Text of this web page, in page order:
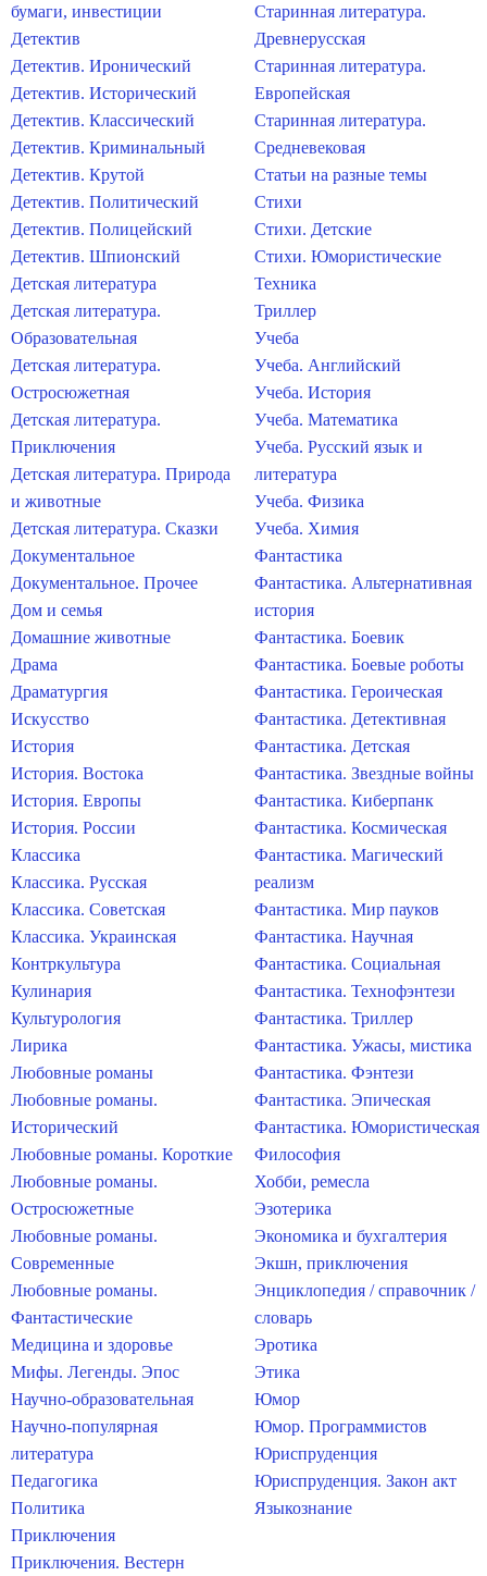
бумаги, инвестиции
Детектив
Детектив. Иронический
Детектив. Исторический
Детектив. Классический
Детектив. Криминальный
Детектив. Крутой
Детектив. Политический
Детектив. Полицейский
Детектив. Шпионский
Детская литература
Детская литература.
Образовательная
Детская литература.
Остросюжетная
Детская литература.
Приключения
Детская литература. Природа
и животные
Детская литература. Сказки
Документальное
Документальное. Прочее
Дом и семья
Домашние животные
Драма
Драматургия
Искусство
История
История. Востока
История. Европы
История. России
Классика
Классика. Русская
Классика. Советская
Классика. Украинская
Контркультура
Кулинария
Культурология
Лирика
Любовные романы
Любовные романы.
Исторический
Любовные романы. Короткие
Любовные романы.
Остросюжетные
Любовные романы.
Современные
Любовные романы.
Фантастические
Медицина и здоровье
Мифы. Легенды. Эпос
Научно-образовательная
Научно-популярная
литература
Педагогика
Политика
Приключения
Приключения. Вестерн
Старинная литература.
Древнерусская
Старинная литература.
Европейская
Старинная литература.
Средневековая
Статьи на разные темы
Стихи
Стихи. Детские
Стихи. Юмористические
Техника
Триллер
Учеба
Учеба. Английский
Учеба. История
Учеба. Математика
Учеба. Русский язык и
литература
Учеба. Физика
Учеба. Химия
Фантастика
Фантастика. Альтернативная
история
Фантастика. Боевик
Фантастика. Боевые роботы
Фантастика. Героическая
Фантастика. Детективная
Фантастика. Детская
Фантастика. Звездные войны
Фантастика. Киберпанк
Фантастика. Космическая
Фантастика. Магический
реализм
Фантастика. Мир пауков
Фантастика. Научная
Фантастика. Социальная
Фантастика. Технофэнтези
Фантастика. Триллер
Фантастика. Ужасы, мистика
Фантастика. Фэнтези
Фантастика. Эпическая
Фантастика. Юмористическая
Философия
Хобби, ремесла
Эзотерика
Экономика и бухгалтерия
Экшн, приключения
Энциклопедия / справочник /
словарь
Эротика
Этика
Юмор
Юмор. Программистов
Юриспруденция
Юриспруденция. Закон акт
Языкознание